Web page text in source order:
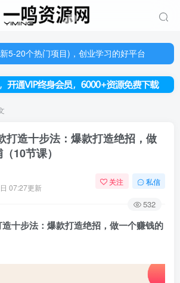
新5-20个热门项目)，创业学习的好平台
新5-20个热门项目)，创业学习的好平台
资源网，本站汇集数千网创课程和项目
打造十步法：爆款打造绝招，做
10节课）
07:27更新
关注 私信
532
造十步法：爆款打造绝招，做一个赚钱的